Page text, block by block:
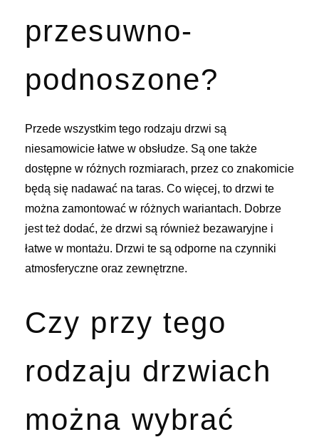
przesuwno-
podnoszone?
Przede wszystkim tego rodzaju drzwi są
niesamowicie łatwe w obsłudze. Są one także
dostępne w różnych rozmiarach, przez co znakomicie
będą się nadawać na taras. Co więcej, to drzwi te
można zamontować w różnych wariantach. Dobrze
jest też dodać, że drzwi są również bezawaryjne i
łatwe w montażu. Drzwi te są odporne na czynniki
atmosferyczne oraz zewnętrzne.
Czy przy tego
rodzaju drzwiach
można wybrać